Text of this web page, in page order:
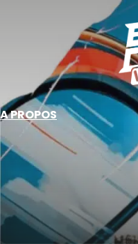
A PROPOS